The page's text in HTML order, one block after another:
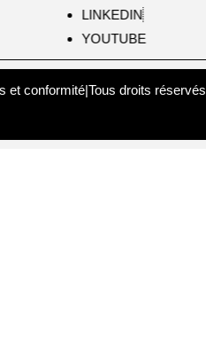
LINKEDIN
YOUTUBE
et conformité|Tous droits réservés